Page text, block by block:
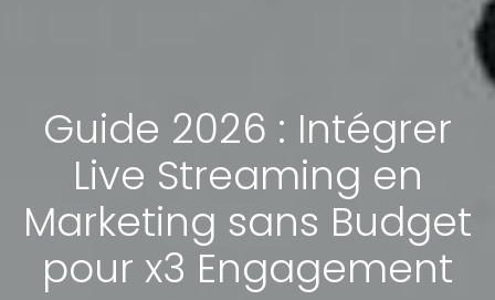
Guide 2026 : Intégrer
Live Streaming en
Marketing sans Budget
pour x3 Engagement